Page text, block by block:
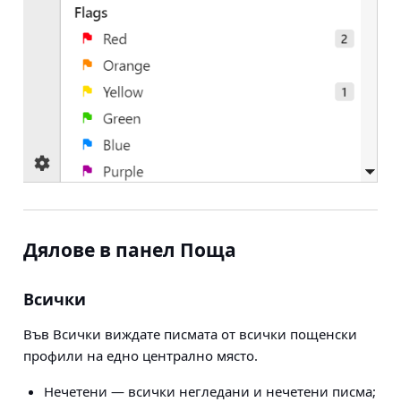
Дялове в панел Поща
Всички
Във Всички виждате писмата от всички пощенски
профили на едно централно място.
Нечетени — всички негледани и нечетени писма;